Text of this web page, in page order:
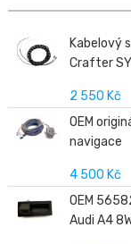
Kabelový
Crafter SY
2 550 Kč
OEM
navigace
4 500 Kč
OEM
Audi A4